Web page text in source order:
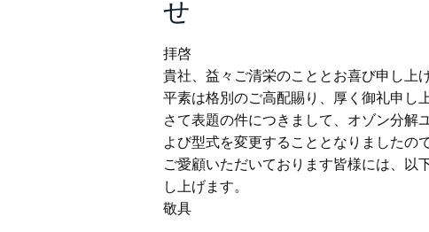
せ
拝啓
貴社、益々ご清栄のこととお喜び申し上げ
平素は格別のご高配賜り、厚く御礼申し
さて表題の件につきまして、オゾン分解
よび型式を変更することとなりましたの
ご愛顧いただいております皆様には、以
し上げます。
敬具